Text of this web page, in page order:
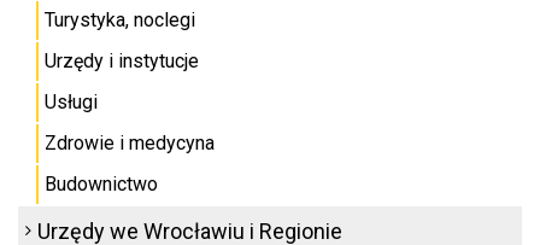
Turystyka, noclegi
Urzędy i instytucje
Usługi
Zdrowie i medycyna
Budownictwo
Urzędy we Wrocławiu i Regionie